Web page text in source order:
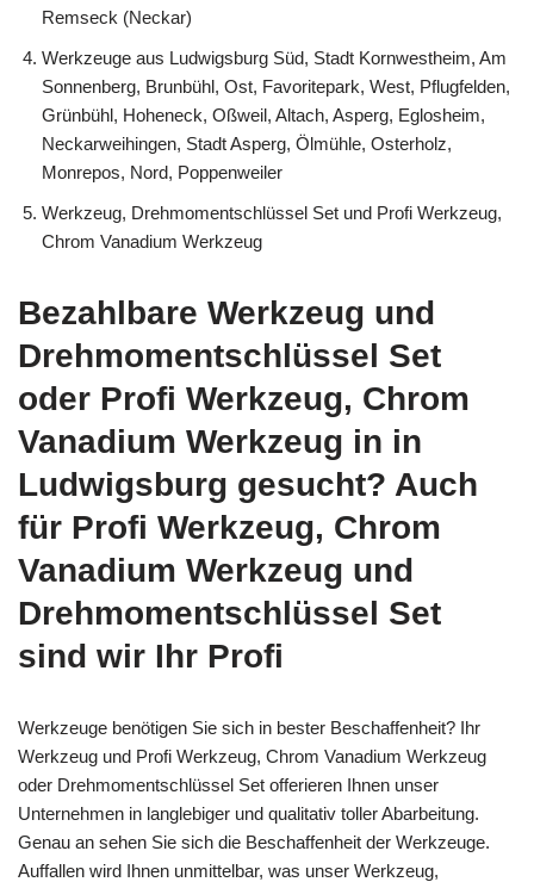
Remseck (Neckar)
Werkzeuge aus Ludwigsburg Süd, Stadt Kornwestheim, Am
Sonnenberg, Brunbühl, Ost, Favoritepark, West, Pflugfelden,
Grünbühl, Hoheneck, Oßweil, Altach, Asperg, Eglosheim,
Neckarweihingen, Stadt Asperg, Ölmühle, Osterholz,
Monrepos, Nord, Poppenweiler
Werkzeug, Drehmomentschlüssel Set und Profi Werkzeug,
Chrom Vanadium Werkzeug
Bezahlbare Werkzeug und
Drehmomentschlüssel Set
oder Profi Werkzeug, Chrom
Vanadium Werkzeug in in
Ludwigsburg gesucht? Auch
für Profi Werkzeug, Chrom
Vanadium Werkzeug und
Drehmomentschlüssel Set
sind wir Ihr Profi
Werkzeuge benötigen Sie sich in bester Beschaffenheit? Ihr
Werkzeug und Profi Werkzeug, Chrom Vanadium Werkzeug
oder Drehmomentschlüssel Set offerieren Ihnen unser
Unternehmen in langlebiger und qualitativ toller Abarbeitung.
Genau an sehen Sie sich die Beschaffenheit der Werkzeuge.
Auffallen wird Ihnen unmittelbar, was unser Werkzeug,